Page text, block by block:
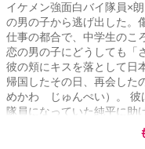
イケメン強面白バイ隊員×
の男の子から逃げ出した。
仕事の都合で、中学生のこ
恋の男の子にどうしても「
彼の頬にキスを落として日
帰国したその日、再会した
めかわ じゅんぺい）。 彼
隊員になっていた純平に助
取られ、気がつけば逃げ出
いた。 あんなキス、嫌だ